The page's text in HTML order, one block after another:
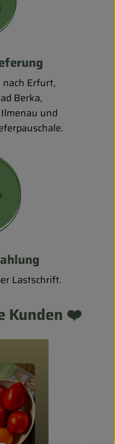
Erfurt,
Berka,
und
Lastschrift.
Kunden ❤️